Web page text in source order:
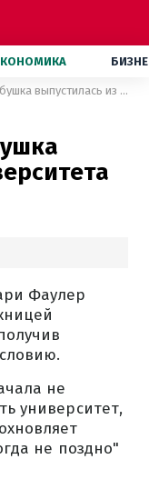
В США 83-летняя бабушка выпустилась из университета
Фаулер
не
университет,
не поздно"